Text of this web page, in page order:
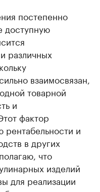
постепенно
доступную
различных
взаимосвязан,
товарной
и
фактор
и
в других
что
изделий
для реализации